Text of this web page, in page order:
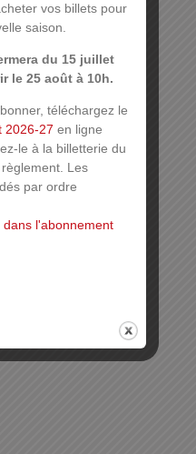
auf der Wieden à
vos billets pour
saison.
du 15 juillet
le 25 août à 10h.
téléchargez le
2026-27 en ligne
le à la billetterie du
Les
par ordre
dans l'abonnement